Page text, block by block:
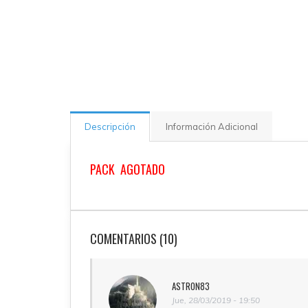
Descripción Información Adicional
PACK AGOTADO
COMENTARIOS (10)
ASTRON83
Jue, 28/03/2019 - 19:50